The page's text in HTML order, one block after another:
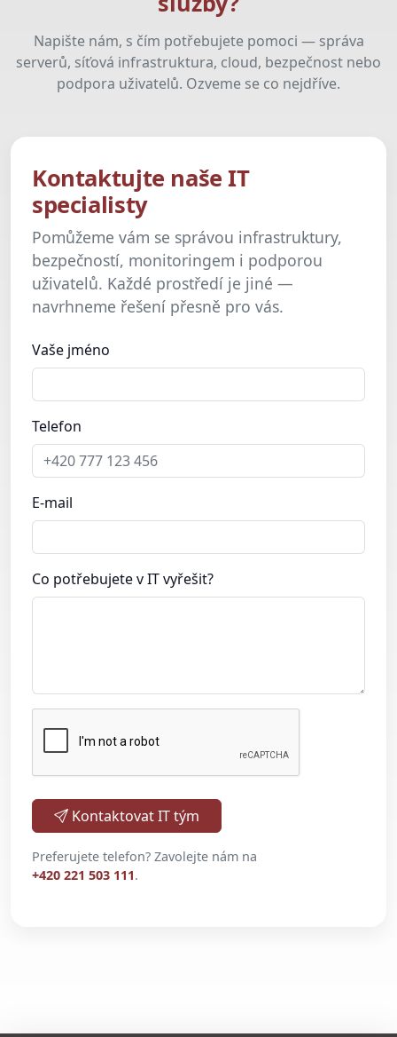
Napište nám, s čím potřebujete pomoci — správa
serverů, síťová infrastruktura, cloud, bezpečnost nebo
podpora uživatelů. Ozveme se co nejdříve.
Kontaktujte naše IT
specialisty
Pomůžeme vám se správou infrastruktury,
bezpečností, monitoringem i podporou
uživatelů. Každé prostředí je jiné —
navrhneme řešení přesně pro vás.
Vaše jméno
Telefon
E-mail
Co potřebujete v IT vyřešit?
Kontaktovat IT tým
Preferujete telefon? Zavolejte nám na
+420 221 503 111.